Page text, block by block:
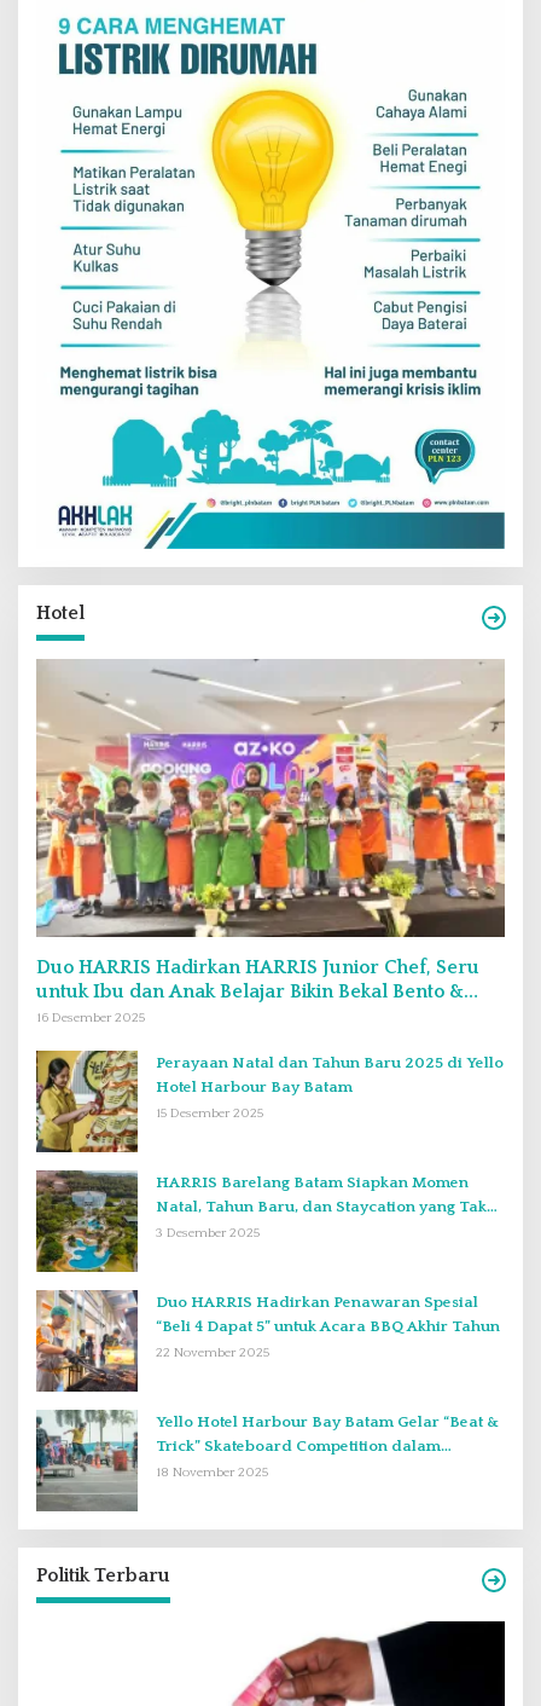
Hotel
Duo HARRIS Hadirkan HARRIS Junior Chef, Seru
untuk Ibu dan Anak Belajar Bikin Bekal Bento &
Kimbab
16 Desember 2025
Perayaan Natal dan Tahun Baru 2025 di Yello
Hotel Harbour Bay Batam
15 Desember 2025
HARRIS Barelang Batam Siapkan Momen
Natal, Tahun Baru, dan Staycation yang Tak
Terlupakan di Desember 2025
3 Desember 2025
Duo HARRIS Hadirkan Penawaran Spesial
“Beli 4 Dapat 5” untuk Acara BBQ Akhir Tahun
22 November 2025
Yello Hotel Harbour Bay Batam Gelar “Beat &
Trick” Skateboard Competition dalam
Perayaan Anniversary ke-2
18 November 2025
Politik Terbaru